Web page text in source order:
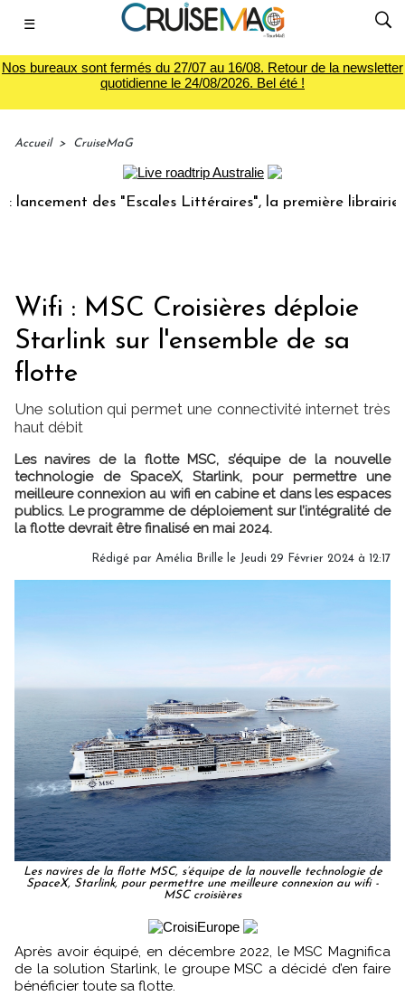
☰
Nos bureaux sont fermés du 27/07 au 16/08. Retour de la newsletter
quotidienne le 24/08/2026. Bel été !
Accueil > CruiseMaG
des "Escales Littéraires", la première librairie du
Wifi : MSC Croisières déploie
Starlink sur l'ensemble de sa
flotte
Une solution qui permet une connectivité internet très
haut débit
Les navires de la flotte MSC, s’équipe de la nouvelle
technologie de SpaceX, Starlink, pour permettre une
meilleure connexion au wifi en cabine et dans les espaces
publics. Le programme de déploiement sur l’intégralité de
la flotte devrait être finalisé en mai 2024.
Rédigé par Amélia Brille le Jeudi 29 Février 2024 à 12:17
Les navires de la flotte MSC, s’équipe de la nouvelle technologie de
SpaceX, Starlink, pour permettre une meilleure connexion au wifi -
MSC croisières
Après avoir équipé, en décembre 2022, le MSC Magnifica
de la solution Starlink, le groupe MSC a décidé d’en faire
bénéficier toute sa flotte.